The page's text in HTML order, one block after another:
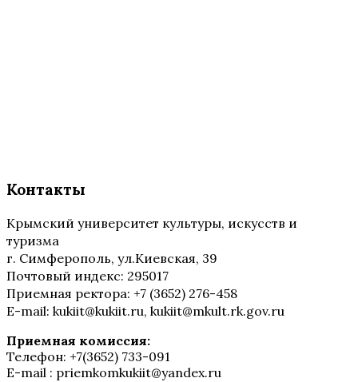
Контакты
Крымский университет культуры, искусств и
туризма
г. Симферополь, ул.Киевская, 39
Почтовый индекс: 295017
Приемная ректора: +7 (3652) 276-458
E-mail: kukiit@kukiit.ru, kukiit@mkult.rk.gov.ru
Приемная комиссия:
Телефон: +7(3652) 733-091
E-mail : priemkomkukiit@yandex.ru